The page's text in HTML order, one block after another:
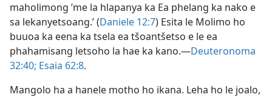
maholimong ’me la hlapanya ka Ea phelang ka nako e
sa lekanyetsoang.’ (Daniele 12:7) Esita le Molimo ho
buuoa ka eena ka tsela ea tšoantšetso e le ea
phahamisang letsoho la hae ka kano.—Deuteronoma
32:40; Esaia 62:8.
Mangolo ha a hanele motho ho ikana. Leha ho le joalo,